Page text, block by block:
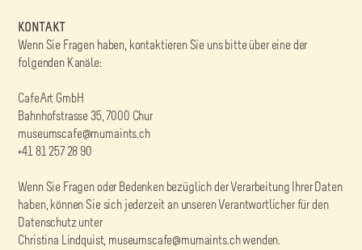
KONTAKT
Wenn Sie Fragen haben, kontaktieren Sie uns bitte über eine der
folgenden Kanäle:
CafeArt GmbH
Bahnhofstrasse 35, 7000 Chur
museumscafe@mumaints.ch
+41 81 257 28 90
Wenn Sie Fragen oder Bedenken bezüglich der Verarbeitung Ihrer Daten
haben, können Sie sich jederzeit an unseren Verantwortlicher für den
Datenschutz unter
Christina Lindquist, museumscafe@mumaints.ch wenden.